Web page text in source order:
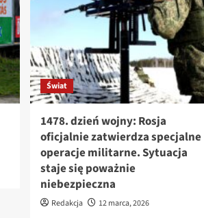
Świat
1478. dzień wojny: Rosja
oficjalnie zatwierdza specjalne
operacje militarne. Sytuacja
staje się poważnie
niebezpieczna
Redakcja 12 marca, 2026